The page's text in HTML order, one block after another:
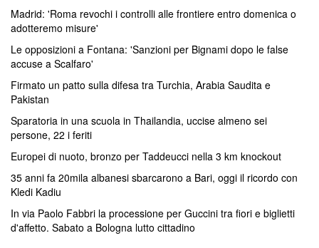
Madrid: 'Roma revochi i controlli alle frontiere entro domenica o
adotteremo misure'
Le opposizioni a Fontana: 'Sanzioni per Bignami dopo le false
accuse a Scalfaro'
Firmato un patto sulla difesa tra Turchia, Arabia Saudita e
Pakistan
Sparatoria in una scuola in Thailandia, uccise almeno sei
persone, 22 i feriti
Europei di nuoto, bronzo per Taddeucci nella 3 km knockout
35 anni fa 20mila albanesi sbarcarono a Bari, oggi il ricordo con
Kledi Kadiu
In via Paolo Fabbri la processione per Guccini tra fiori e biglietti
d'affetto. Sabato a Bologna lutto cittadino